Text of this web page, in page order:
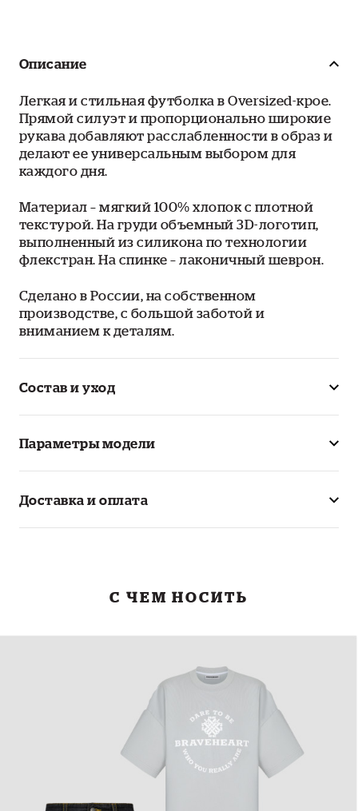
Описание
Легкая и стильная футболка в Oversized-крое.
Прямой силуэт и пропорционально широкие
рукава добавляют расслабленности в образ и
делают ее универсальным выбором для
каждого дня.
Материал – мягкий 100% хлопок с плотной
текстурой. На груди объемный 3D-логотип,
выполненный из силикона по технологии
флекстран. На спинке – лаконичный шеврон.
Сделано в России, на собственном
производстве, с большой заботой и
вниманием к деталям.
Состав и уход
Параметры модели
Доставка и оплата
С ЧЕМ НОСИТЬ
Футболка Ease
6 690₽